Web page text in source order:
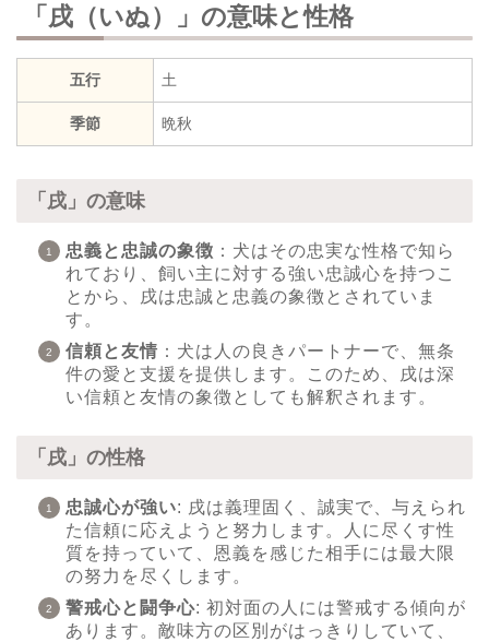
「戌（いぬ）」の意味と性格
五行 土
季節 晩秋
「戌」の意味
忠義と忠誠の象徴 ：犬はその忠実な性格で知ら
れており、飼い主に対する強い忠誠心を持つこ
とから、戌は忠誠と忠義の象徴とされていま
す。
信頼と友情 ：犬は人の良きパートナーで、無条
件の愛と支援を提供します。このため、戌は深
い信頼と友情の象徴としても解釈されます。
「戌」の性格
忠誠心が強い: 戌は義理固く、誠実で、与えられ
た信頼に応えようと努力します。人に尽くす性
質を持っていて、恩義を感じた相手には最大限
の努力を尽くします。
警戒心と闘争心: 初対面の人には警戒する傾向が
あります。敵味方の区別がはっきりしていて、